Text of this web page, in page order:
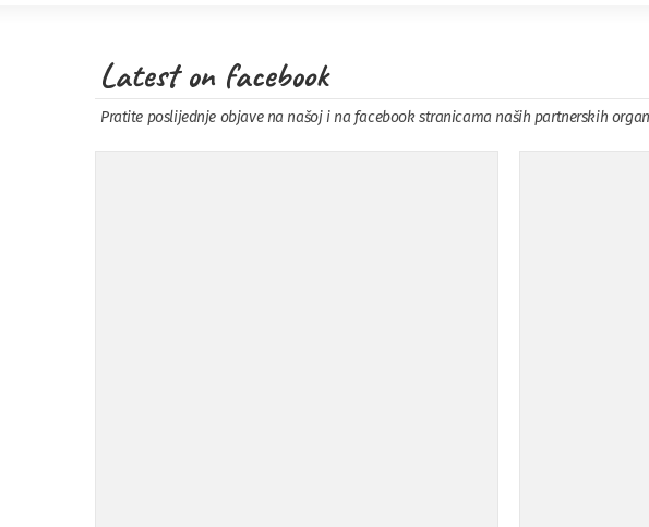
Latest on facebook
Pratite poslijednje objave na našoj i na facebook stranicama naših partnerskih